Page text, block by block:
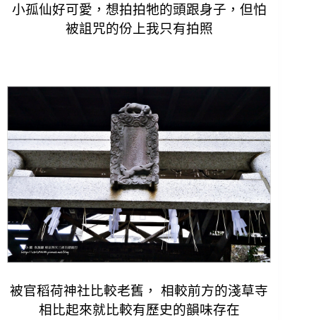
小孤仙好可愛，想拍拍牠的頭跟身子，但怕
被詛咒的份上我只有拍照
被官稻荷神社比較老舊， 相較前方的淺草寺
相比起來就比較有歷史的韻味存在